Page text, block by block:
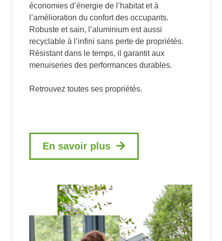
économies d’énergie de l’habitat et à
l’amélioration du confort des occupants.
Robuste et sain, l’aluminium est aussi
recyclable à l’infini sans perte de propriétés.
Résistant dans le temps, il garantit aux
menuiseries des performances durables.
Retrouvez toutes ses propriétés.
En savoir plus